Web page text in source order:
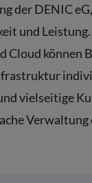
der DENIC
und
Cloud können
vielseitige